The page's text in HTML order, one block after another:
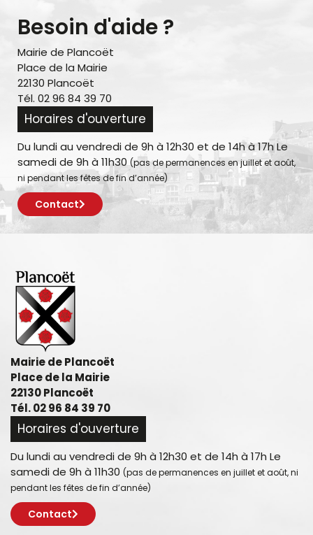
Besoin d'aide ?
Mairie de Plancoët
Place de la Mairie
22130 Plancoët
Tél. 02 96 84 39 70
Horaires d'ouverture
Du lundi au vendredi de 9h à 12h30 et de 14h à 17h Le
samedi de 9h à 11h30 (pas de permanences en juillet et août,
ni pendant les fêtes de fin d’année)
Contact
Mairie de Plancoët
Place de la Mairie
22130 Plancoët
Tél. 02 96 84 39 70
Horaires d'ouverture
Du lundi au vendredi de 9h à 12h30 et de 14h à 17h Le
samedi de 9h à 11h30 (pas de permanences en juillet et août, ni
pendant les fêtes de fin d’année)
Contact